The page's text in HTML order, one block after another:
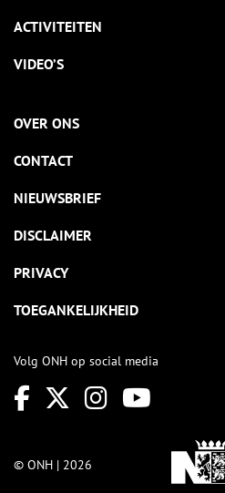
ACTIVITEITEN
VIDEO’S
OVER ONS
CONTACT
NIEUWSBRIEF
DISCLAIMER
PRIVACY
TOEGANKELIJKHEID
Volg ONH op social media
© ONH | 2026